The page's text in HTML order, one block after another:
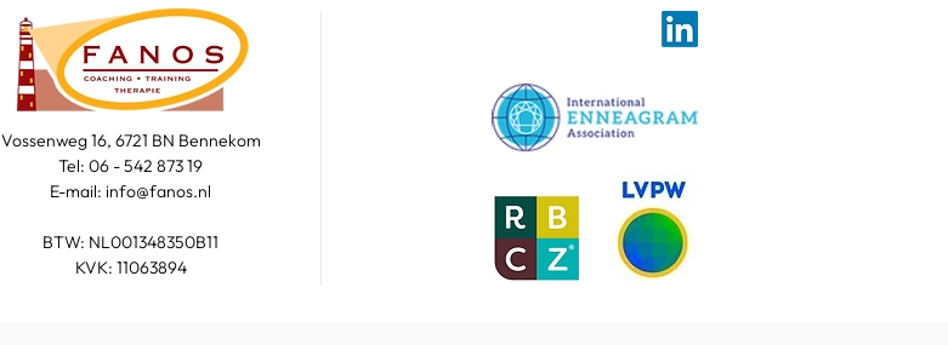
Vossenweg 16, 6721 BN Bennekom
Tel: 06 - 542 873 19
E-mail: info@fanos.nl
BTW: NL001348350B11
KVK: 11063894